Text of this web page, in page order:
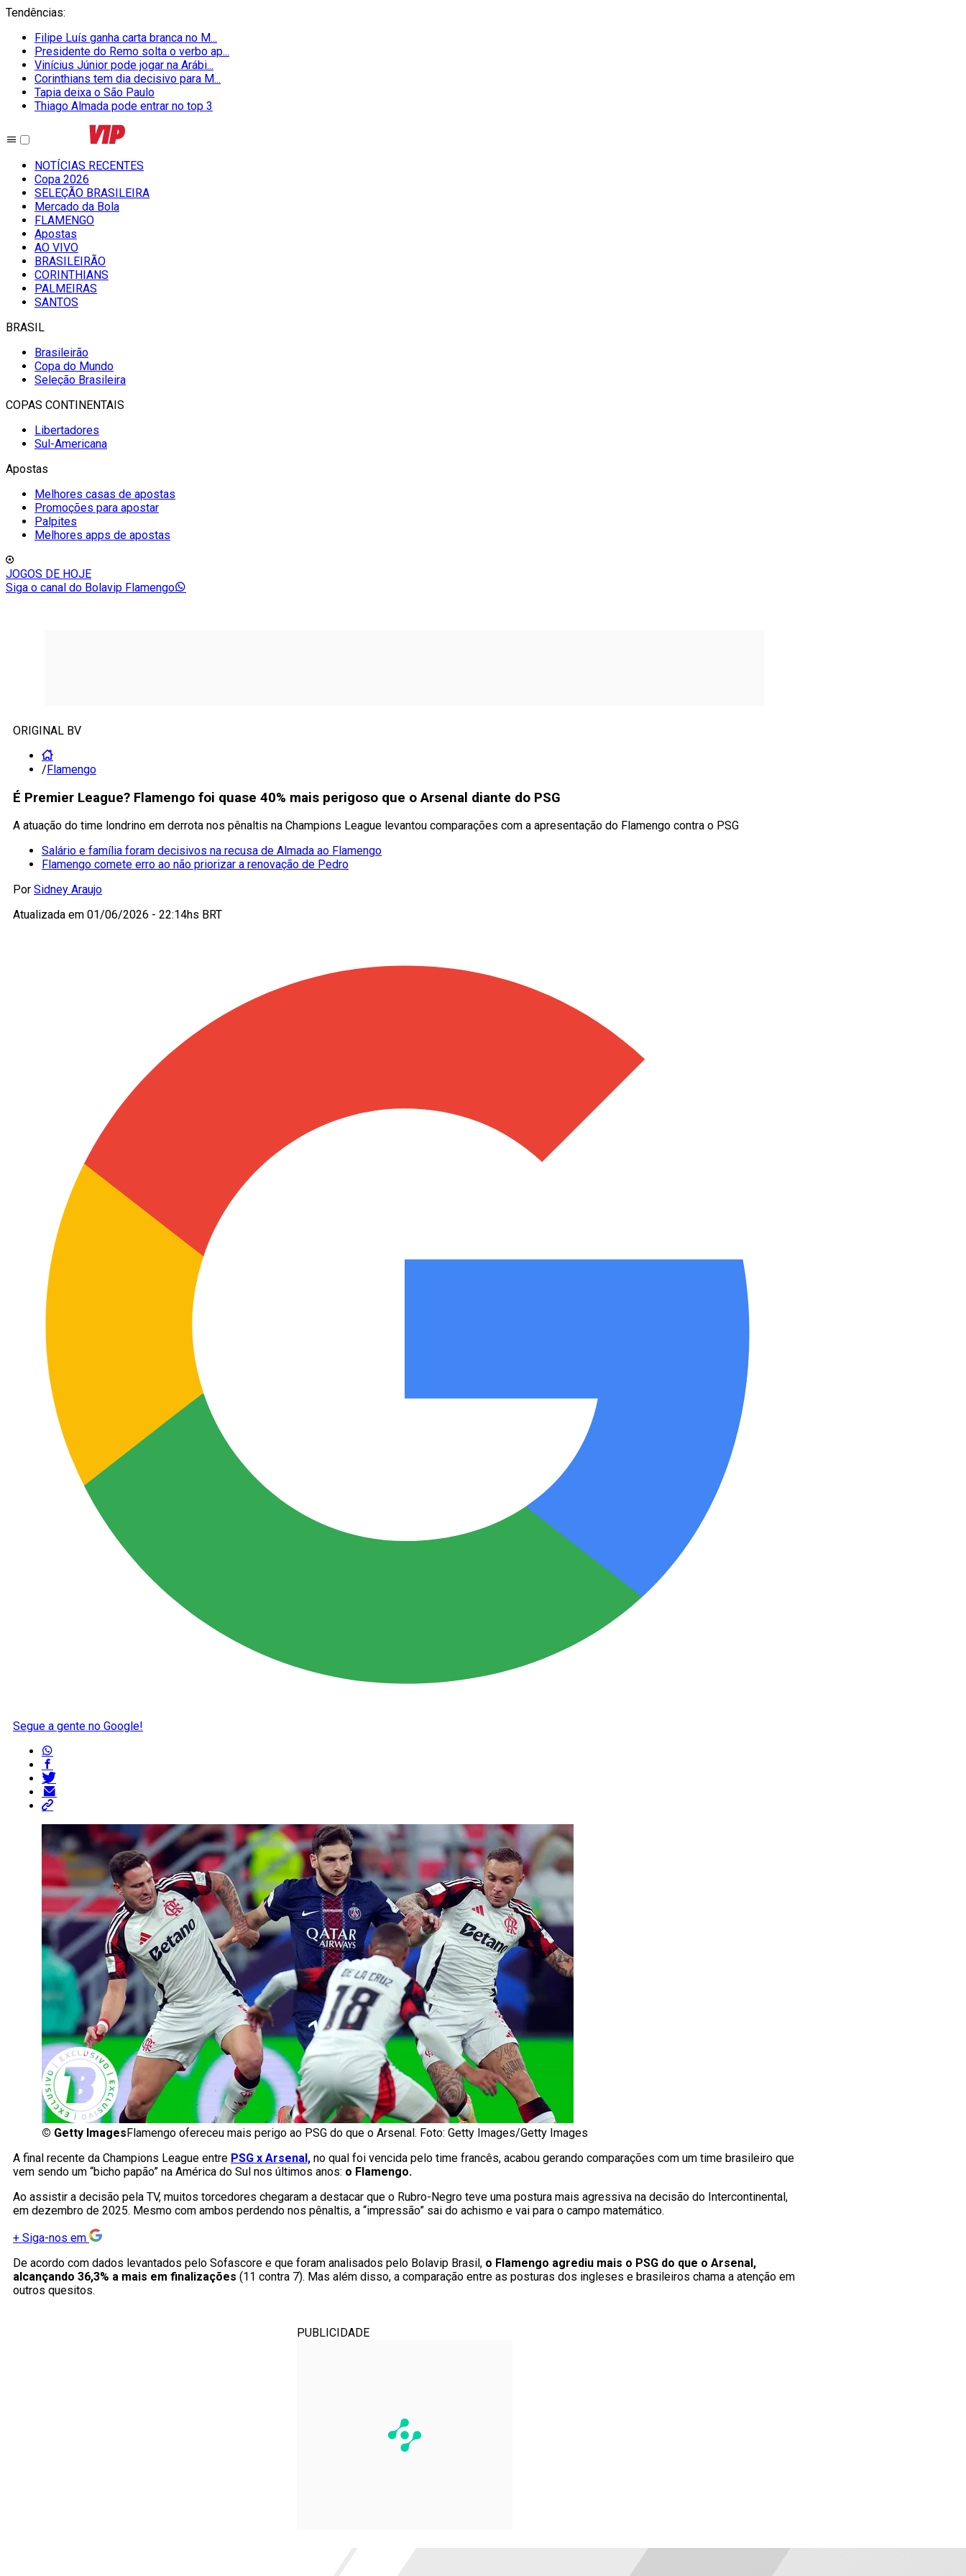
Tendências:
Filipe Luís ganha carta branca no M...
Presidente do Remo solta o verbo ap...
Vinícius Júnior pode jogar na Arábi...
Corinthians tem dia decisivo para M...
Tapia deixa o São Paulo
Thiago Almada pode entrar no top 3
NOTÍCIAS RECENTES
Copa 2026
SELEÇÃO BRASILEIRA
Mercado da Bola
FLAMENGO
Apostas
AO VIVO
BRASILEIRÃO
CORINTHIANS
PALMEIRAS
SANTOS
BRASIL
Brasileirão
Copa do Mundo
Seleção Brasileira
COPAS CONTINENTAIS
Libertadores
Sul-Americana
Apostas
Melhores casas de apostas
Promoções para apostar
Palpites
Melhores apps de apostas
JOGOS DE HOJE
Siga o canal do Bolavip Flamengo
ORIGINAL BV
/Flamengo
É Premier League? Flamengo foi quase 40% mais perigoso que o Arsenal diante do PSG
A atuação do time londrino em derrota nos pênaltis na Champions League levantou comparações com a apresentação do Flamengo contra o PSG
Salário e família foram decisivos na recusa de Almada ao Flamengo
Flamengo comete erro ao não priorizar a renovação de Pedro
Por Sidney Araujo
Atualizada em 01/06/2026 - 22:14hs BRT
Segue a gente no Google!
© Getty Images Flamengo ofereceu mais perigo ao PSG do que o Arsenal. Foto: Getty Images/Getty Images
A final recente da Champions League entre PSG x Arsenal, no qual foi vencida pelo time francês, acabou gerando comparações com um time brasileiro que
vem sendo um “bicho papão” na América do Sul nos últimos anos: o Flamengo.
Ao assistir a decisão pela TV, muitos torcedores chegaram a destacar que o Rubro-Negro teve uma postura mais agressiva na decisão do Intercontinental,
em dezembro de 2025. Mesmo com ambos perdendo nos pênaltis, a “impressão” sai do achismo e vai para o campo matemático.
+ Siga-nos em
De acordo com dados levantados pelo Sofascore e que foram analisados pelo Bolavip Brasil, o Flamengo agrediu mais o PSG do que o Arsenal,
alcançando 36,3% a mais em finalizações (11 contra 7). Mas além disso, a comparação entre as posturas dos ingleses e brasileiros chama a atenção em
outros quesitos.
PUBLICIDADE